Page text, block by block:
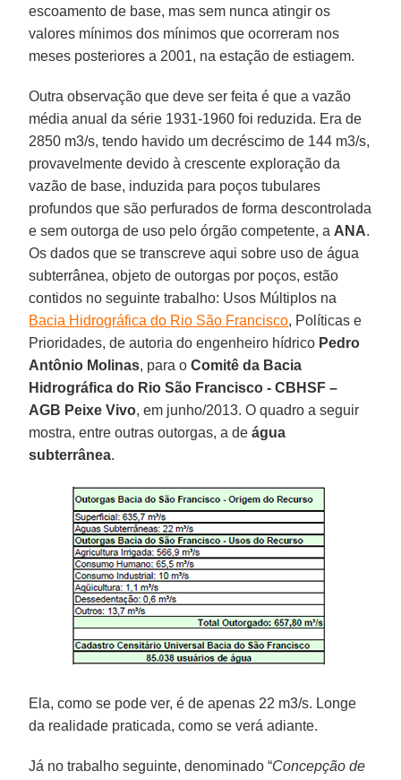
escoamento de base, mas sem nunca atingir os
valores mínimos dos mínimos que ocorreram nos
meses posteriores a 2001, na estação de estiagem.
Outra observação que deve ser feita é que a vazão
média anual da série 1931-1960 foi reduzida. Era de
2850 m3/s, tendo havido um decréscimo de 144 m3/s,
provavelmente devido à crescente exploração da
vazão de base, induzida para poços tubulares
profundos que são perfurados de forma descontrolada
e sem outorga de uso pelo órgão competente, a ANA.
Os dados que se transcreve aqui sobre uso de água
subterrânea, objeto de outorgas por poços, estão
contidos no seguinte trabalho: Usos Múltiplos na
Bacia Hidrográfica do Rio São Francisco, Políticas e
Prioridades, de autoria do engenheiro hídrico Pedro
Antônio Molinas, para oComitê da Bacia
Hidrográfica do Rio São Francisco - CBHSF –
AGB Peixe Vivo, em junho/2013. O quadro a seguir
mostra, entre outras outorgas, a deágua
subterrânea.
Ela, como se pode ver, é de apenas 22 m3/s. Longe
da realidade praticada, como se verá adiante.
Já no trabalho seguinte, denominado “Concepção de